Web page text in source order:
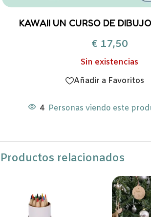
KAWAII UN CURSO DE
€17,50
Sin existencias
Añadir a Favoritos
4 Personas viendo este
Productos relacionados